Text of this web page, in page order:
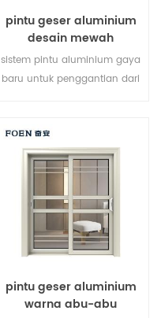
pintu geser aluminium
desain mewah
sistem pintu aluminium gaya
baru untuk penggantian dari
pintu geser aluminium
warna abu-abu